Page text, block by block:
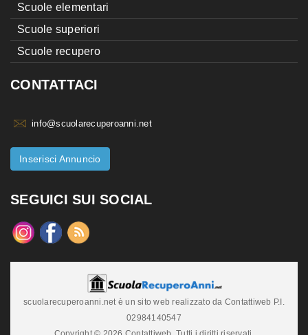
Scuole elementari
Scuole superiori
Scuole recupero
CONTATTACI
info@scuolarecuperoanni.net
Inserisci Annuncio
SEGUICI SUI SOCIAL
scuolarecuperoanni.net è un sito web realizzato da Contattiweb P.I.
02984140547